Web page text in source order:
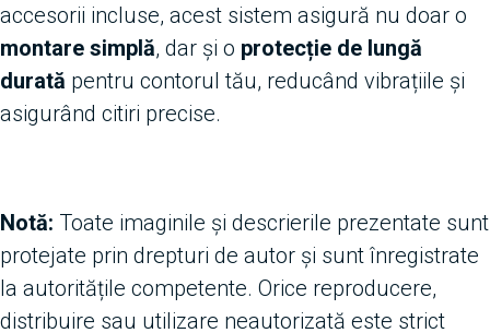
accesorii incluse, acest sistem asigură nu doar o
montare simplă, dar și o protecție de lungă
durată pentru contorul tău, reducând vibrațiile și
asigurând citiri precise.
Notă: Toate imaginile și descrierile prezentate sunt
protejate prin drepturi de autor și sunt înregistrate
la autoritățile competente. Orice reproducere,
distribuire sau utilizare neautorizată este strict